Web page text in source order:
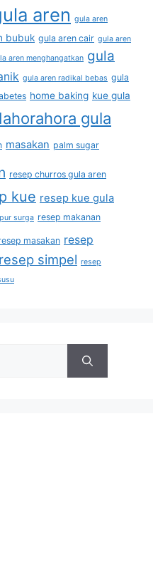
aren gula aren
bubuk gula aren cair gula aren
aren menghangatkan gula
gula aren radikal bebas gula
home baking kue gula
gula
masakan palm sugar
resep churros gula aren
kue resep kue gula
surga resep makanan
masakan resep
resep simpel resep